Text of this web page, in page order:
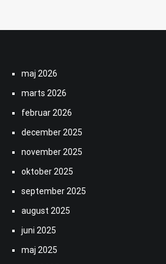
maj 2026
marts 2026
februar 2026
december 2025
november 2025
oktober 2025
september 2025
august 2025
juni 2025
maj 2025